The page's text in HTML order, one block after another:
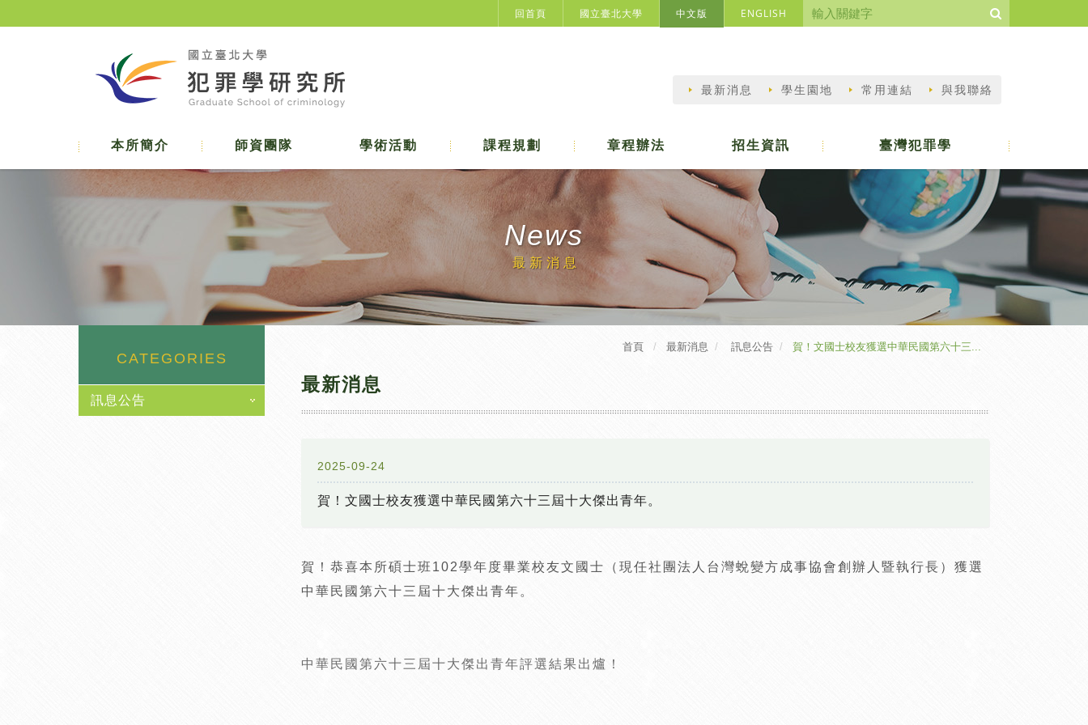
回首頁 國立臺北大學 中文版 ENGLISH
最新消息 學生園地 常用連結 與我聯絡
本所簡介 師資團隊 學術活動 課程規劃 章程辦法 招生資訊 臺灣犯罪學
News
最新消息
CATEGORIES
訊息公告
首頁 最新消息 訊息公告 賀！文國士校友獲選中華民國第六十三...
最新消息
2025-09-24
賀！文國士校友獲選中華民國第六十三屆十大傑出青年。
賀！恭喜本所碩士班102學年度畢業校友文國士（現任社團法人台灣蛻變方成事協會創辦人暨執行長）獲選
中華民國第六十三屆十大傑出青年。
中華民國第六十三屆十大傑出青年評選結果出爐！